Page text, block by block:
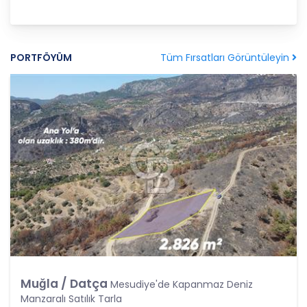
hale getirilecektir.
6. Kişisel Veri İşleme Faaliyetlerinin Kanunun 5
inci Maddesinde Belirtilen Kişisel Veri İşleme
Şartlarından Bir veya Birkaçına Dayalı Olarak
Kanunun 4. Maddedeki Temel İlkelerin Tümüne
Uygun Şekilde Yürütülmesi
Kişisel veriler kural olarak, KVK Kanunu’nun 5.
maddesinde belirtilen şartlardan bir veya
birkaçına uygun olarak işlenecek CB Gayrimenkul
Franchising Pazarlama ve Danışmanlık Hizmetleri
A.Ş. tarafından, Şirket iş birimlerinin yürütmekte
olduğu kişisel veri işleme faaliyetlerinin bu
şartlardan bir veya bir kaçına dayalı olarak
yürütülüp yürütülmediği tespit edilecek, bu
şartlardan bir veya bir kaçını sağlamayan kişisel
almayacaktır. Kişisel veri işleme faaliyetlerinin
kişisel veri işleme şartlarından bir veya birkaçına
PORTFÖYÜM Tüm Fırsatları Görüntüleyin
Muğla / Datça Mesudiye'de Kapanmaz Deniz
Manzaralı Satılık Tarla